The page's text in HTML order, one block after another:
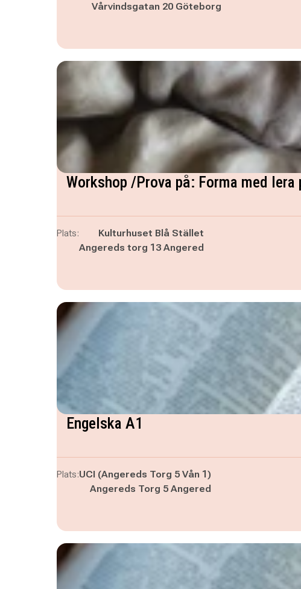
Vårvindsgatan 20 Göteborg
Workshop /Prova på: Forma med
Plats:
Kulturhuset Blå Stället
Angereds torg 13 Angered
Engelska A1
Plats:UCI (Angereds Torg 5 Vån 1)
Angereds Torg 5 Angered